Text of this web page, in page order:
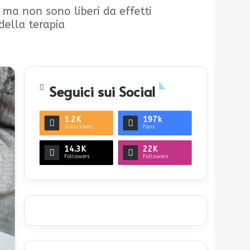
non sono liberi da effetti
terapia
Seguici sui Social
1.2K
Subscribers
197k
Fans
14.3K
Followers
22K
Followers